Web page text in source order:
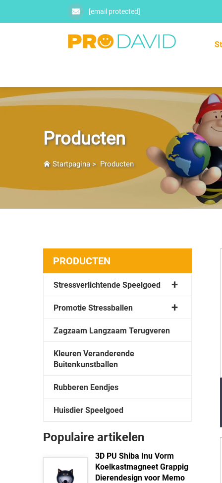
[email protected]
Producten
Startpagina> Producten
PRODUCTEN
Stressverlichtende Speelgoed
Promotie Stressballen
Zagzaam Langzaam Terugveren
Kleuren Veranderende
Buitenkunstballen
Rubberen Eendjes
Huisdier Speelgoed
Populaire artikelen
3D PU Shiba Inu Vorm
Koelkastmagneet Grappig
Dierendesign voor Memo